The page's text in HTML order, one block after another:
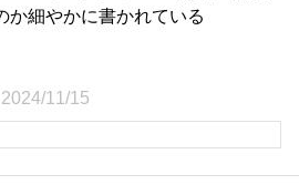
か細やかに書かれている
2024/11/15